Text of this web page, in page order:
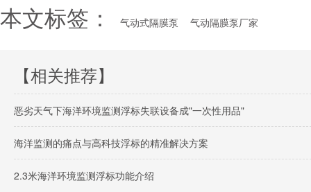
本文标签： 气动式隔膜泵 气动隔膜泵厂家
【相关推荐】
恶劣天气下海洋环境监测浮标失联设备成"一次性用品"
海洋监测的痛点与高科技浮标的精准解决方案
2.3米海洋环境监测浮标功能介绍